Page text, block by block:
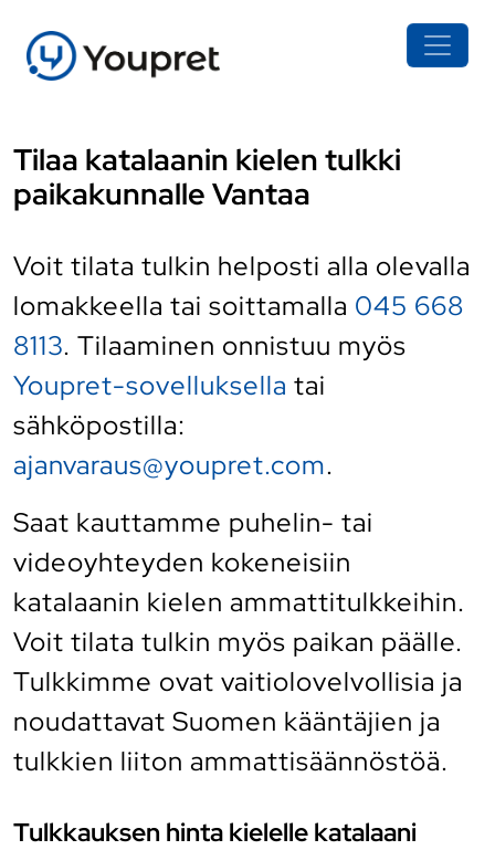
Tilaa katalaanin kielen tulkki
paikakunnalle Vantaa
Voit tilata tulkin helposti alla olevalla
lomakkeella tai soittamalla 045 668
8113. Tilaaminen onnistuu myös
Youpret-sovelluksella tai
sähköpostilla:
ajanvaraus@youpret.com.
Saat kauttamme puhelin- tai
videoyhteyden kokeneisiin
katalaanin kielen ammattitulkkeihin.
Voit tilata tulkin myös paikan päälle.
Tulkkimme ovat vaitiolovelvollisia ja
noudattavat Suomen kääntäjien ja
tulkkien liiton ammattisäännöstöä.
Tulkkauksen hinta kielelle katalaani